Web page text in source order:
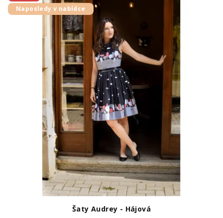
Naposledy v nabídce
Šaty Audrey - Hájová